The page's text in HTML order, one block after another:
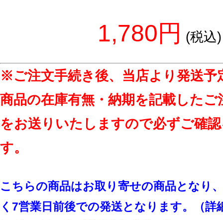
1,780円 (税込)
※ご注文手続き後、当店より発送予
商品の在庫有無・納期を記載したご
をお送りいたしますので必ずご確
す。
こちらの商品はお取り寄せの商品となり
く7営業日前後での発送となります。（詳